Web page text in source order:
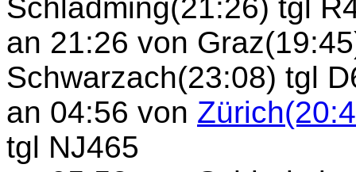
Schladming(21:26) tgl
an 21:26 von
Schwarzach(23:08) tgl
an 04:56 von
tgl NJ465